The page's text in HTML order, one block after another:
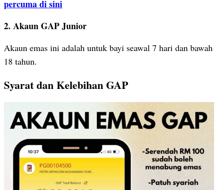
percuma di sini
2. Akaun GAP Junior
Akaun emas ini adalah untuk bayi seawal 7 hari dan bawah
18 tahun.
Syarat dan Kelebihan GAP